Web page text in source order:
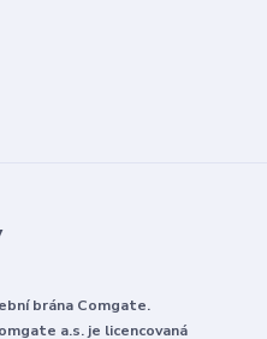
brána Comgate.
a.s. je licencovaná